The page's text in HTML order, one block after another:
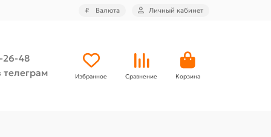
₽ Валюта Личный кабинет
26-48
Избранное Сравнение Корзина